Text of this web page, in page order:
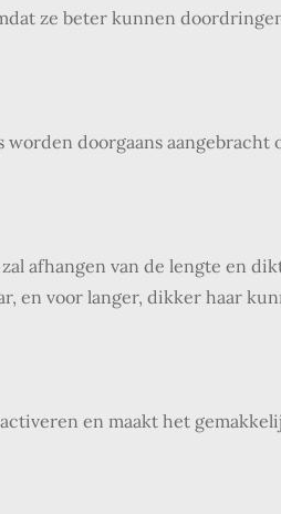
ze beter kunnen
doorgaans aangebracht
afhangen van de lengte en
en voor langer, dikker haar
en maakt het